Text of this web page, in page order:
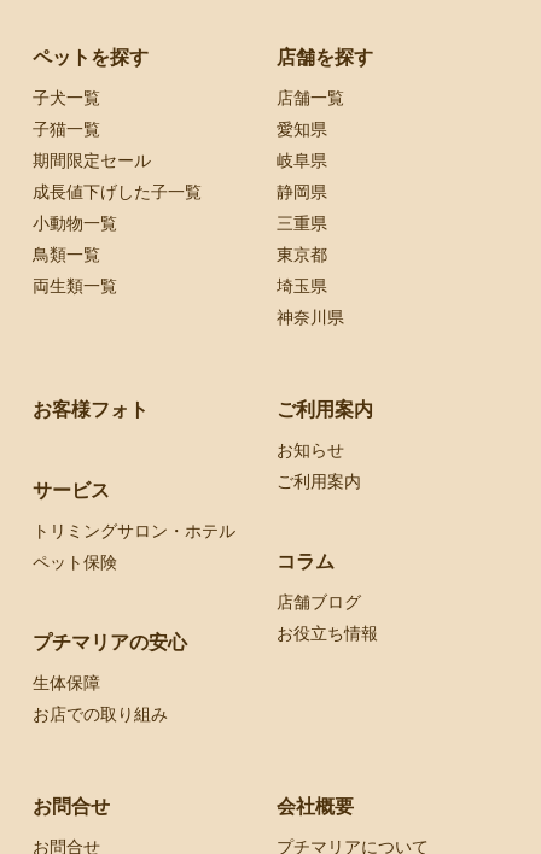
ペットを探す
子犬一覧
子猫一覧
期間限定セール
成長値下げした子一覧
小動物一覧
鳥類一覧
両生類一覧
店舗を探す
店舗一覧
愛知県
岐阜県
静岡県
三重県
東京都
埼玉県
神奈川県
お客様フォト
サービス
トリミングサロン・ホテル
ペット保険
プチマリアの安心
生体保障
お店での取り組み
ご利用案内
お知らせ
ご利用案内
コラム
店舗ブログ
お役立ち情報
お問合せ
お問合せ
会社概要
プチマリアについて